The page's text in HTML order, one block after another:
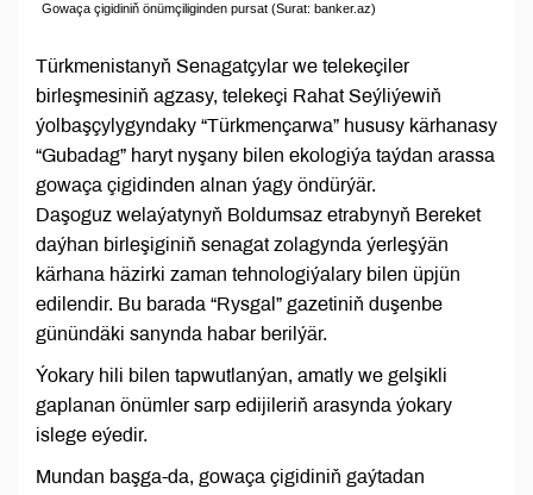
Gowaça çigidiniň önümçiliginden pursat (Surat: banker.az)
Türkmenistanyň Senagatçylar we telekeçiler
birleşmesiniň agzasy, telekeçi Rahat Seýliýewiň
ýolbaşçylygyndaky “Türkmençarwa” hususy kärhanasy
“Gubadag” haryt nyşany bilen ekologiýa taýdan arassa
gowaça çigidinden alnan ýagy öndürýär.
Daşoguz welaýatynyň Boldumsaz etrabynyň Bereket
daýhan birleşiginiň senagat zolagynda ýerleşýän
kärhana häzirki zaman tehnologiýalary bilen üpjün
edilendir. Bu barada “Rysgal” gazetiniň duşenbe
günündäki sanynda habar berilýär.
Ýokary hili bilen tapwutlanýan, amatly we gelşikli
gaplanan önümler sarp edijileriň arasynda ýokary
islege eýedir.
Mundan başga-da, gowaça çigidiniň gaýtadan